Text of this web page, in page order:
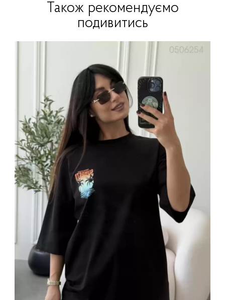
Також рекомендуємо
подивитись